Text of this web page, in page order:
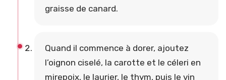
graisse de canard.
Quand il commence à dorer, ajoutez
l’oignon ciselé, la carotte et le céleri en
mirepoix, le laurier, le thym, puis le vin